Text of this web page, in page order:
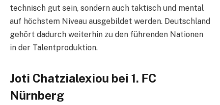
technisch gut sein, sondern auch taktisch und mental
auf höchstem Niveau ausgebildet werden. Deutschland
gehört dadurch weiterhin zu den führenden Nationen
in der Talentproduktion.
Joti Chatzialexiou bei 1. FC
Nürnberg